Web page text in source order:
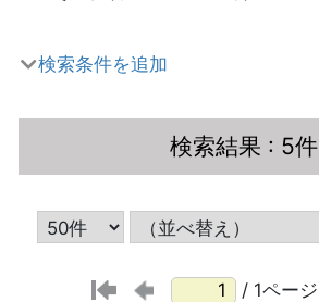
検索条件を追加
検索結果 : 5件
/ 1ページ